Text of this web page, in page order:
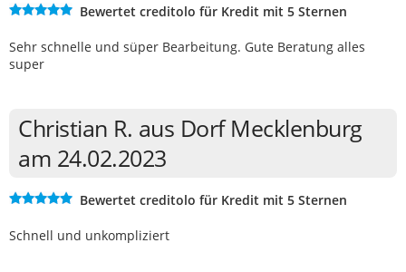
Bewertet creditolo für Kredit mit 5 Sternen
Sehr schnelle und süper Bearbeitung. Gute Beratung alles
super
Christian R. aus Dorf Mecklenburg
am 24.02.2023
Bewertet creditolo für Kredit mit 5 Sternen
Schnell und unkompliziert